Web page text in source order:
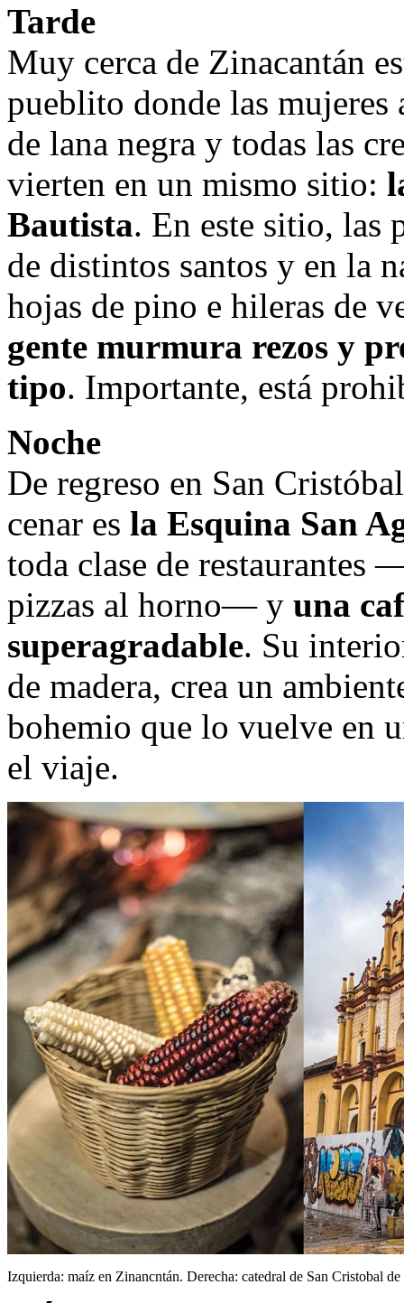
Tarde
Muy cerca de Zinacantán
pueblito donde las mujeres
de lana negra y todas las
vierten en un mismo sitio:
Bautista. En este sitio, las
de distintos santos y en la
hojas de pino e hileras de
gente murmura rezos y
tipo. Importante, está
Noche
De regreso en San
cenar es la Esquina San
toda clase de restaurantes
pizzas al horno— y una
superagradable. Su
de madera, crea un
bohemio que lo vuelve en
el viaje.
Izquierda: maíz en Zinancntán. Derecha: catedral de San Cristobal